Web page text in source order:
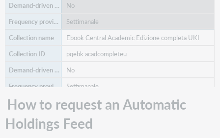
No
Settimanale
Ebook Central Academic Edizione completa UKI
pqebk.acadcompleteu
No
Settimanale
Ebook Accademico centrale completo, edizione
Medio Oriente
pqebk.actechknowledg
How to request an Automatic
Holdings Feed